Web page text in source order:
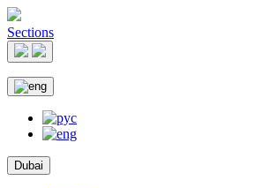
Sections
Dubai